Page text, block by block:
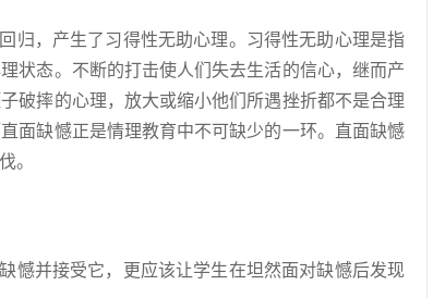
归，产生了习得性无助心理。习得性无助心理是指
状态。不断的打击使人们失去生活的信心，继而产
破摔的心理，放大或缩小他们所遇挫折都不是合理
面缺憾正是情理教育中不可缺少的一环。直面缺憾
。
憾并接受它，更应该让学生在坦然面对缺憾后发现